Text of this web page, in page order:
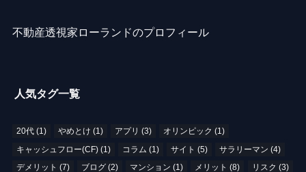
不動産透視家ローランドのプロフィール
人気タグ一覧
20代(1) やめとけ (1) アプリ (3) オリンピック (1)
キャッシュフロー(CF)(1) コラム (1) サイト (5) サラリーマン (4)
デメリット (7) ブログ (2) マンション (1) メリット (8) リスク (3)